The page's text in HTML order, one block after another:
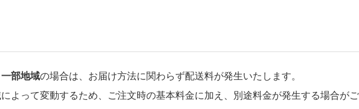
部地域の場合は、お届け方法に関わらず配送料が発生いたします。
よって変動するため、ご注文時の基本料金に加え、別途料金が発生する場合が